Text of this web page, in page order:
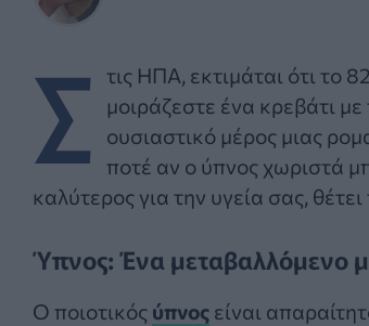
Σ τις ΗΠΑ, εκτιμάται ότι το
μοιράζεστε ένα κρεβάτι
ουσιαστικό μέρος μιας
ποτέ αν ο ύπνος χωριστά
καλύτερος για την υγεία σας,
Ύπνος: Ένα μεταβαλλόμενο
Ο ποιοτικός ύπνος είναι